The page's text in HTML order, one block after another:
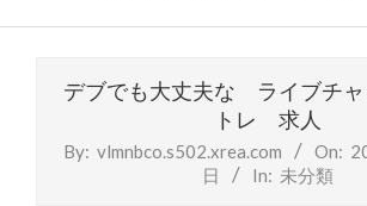
デブでも大丈夫な ライブチャ
トレ 求人
By: vlmnbco.s502.xrea.com On:
日
In: 未分類